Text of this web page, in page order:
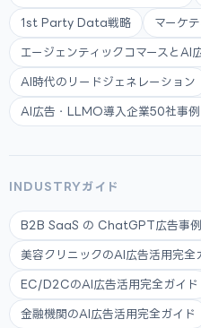
1st Party Data戦略 マーケ
エージェンティックコマースとAI
AI時代のリードジェネレーション
AI広告・LLMO導入企業50社事
INDUSTRYガイド
B2B SaaS の ChatGPT広告事例
美容クリニックのAI広告活用完全
EC/D2CのAI広告活用完全ガイド
金融機関のAI広告活用完全ガイド